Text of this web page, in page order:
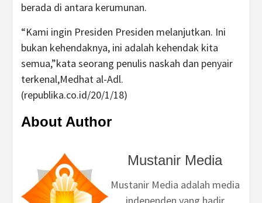
berada di antara kerumunan.
“Kami ingin Presiden Presiden melanjutkan. Ini
bukan kehendaknya, ini adalah kehendak kita
semua,”kata seorang penulis naskah dan penyair
terkenal,Medhat al-Adl.
(republika.co.id/20/1/18)
About Author
Mustanir Media
Mustanir Media adalah media